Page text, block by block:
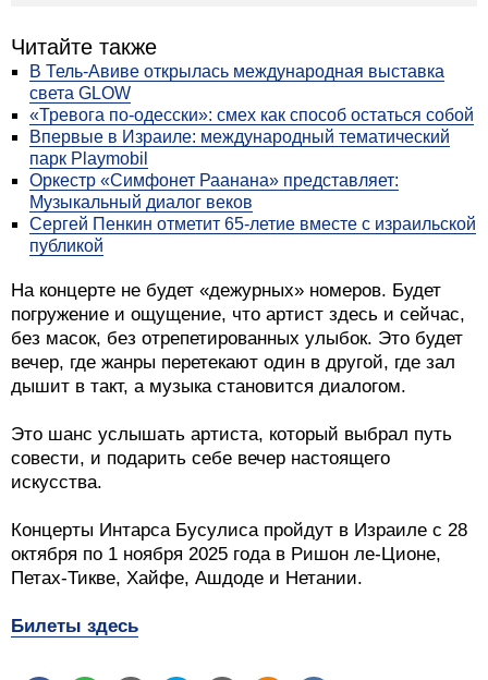
Читайте также
В Тель-Авиве открылась международная выставка
света GLOW
«Тревога по-одесски»: смех как способ остаться собой
Впервые в Израиле: международный тематический
парк Playmobil
Оркестр «Симфонет Раанана» представляет:
Музыкальный диалог веков
Сергей Пенкин отметит 65-летие вместе с израильской
публикой
На концерте не будет «дежурных» номеров. Будет
погружение и ощущение, что артист здесь и сейчас,
без масок, без отрепетированных улыбок. Это будет
вечер, где жанры перетекают один в другой, где зал
дышит в такт, а музыка становится диалогом.
Это шанс услышать артиста, который выбрал путь
совести, и подарить себе вечер настоящего
искусства.
Концерты Интарса Бусулиса пройдут в Израиле с 28
октября по 1 ноября 2025 года в Ришон ле-Ционе,
Петах-Тикве, Хайфе, Ашдоде и Нетании.
Билеты здесь